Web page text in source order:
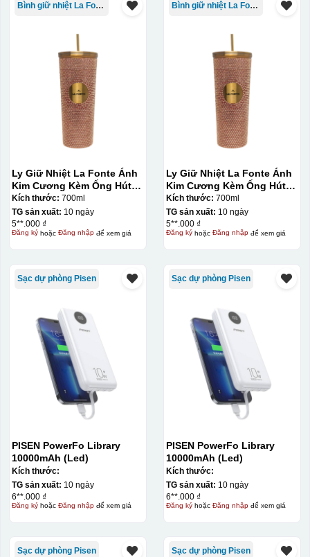
Bình giữ nhiệt La Fonte
Ly Giữ Nhiệt La Fonte Ánh
Kim Cương Kèm Ống Hút-
700 ml-014687-GOL
Kích thước: 700ml
TG sản xuất: 10 ngày
5**.000 ₫
Đăng kýhoặc Đăng nhậpđể xem giá
Bình giữ nhiệt La Fonte
Ly Giữ Nhiệt La Fonte Ánh
Kim Cương Kèm Ống Hút-
700 ml-014687-GOL
Kích thước: 700ml
TG sản xuất: 10 ngày
5**.000 ₫
Đăng kýhoặc Đăng nhậpđể xem giá
Sạc dự phòng Pisen
PISEN PowerFo Library
10000mAh (Led)
Kích thước:
TG sản xuất: 10 ngày
6**.000 ₫
Đăng kýhoặc Đăng nhậpđể xem giá
Sạc dự phòng Pisen
PISEN PowerFo Library
10000mAh (Led)
Kích thước:
TG sản xuất: 10 ngày
6**.000 ₫
Đăng kýhoặc Đăng nhậpđể xem giá
Sạc dự phòng Pisen Sạc dự phòng Pisen